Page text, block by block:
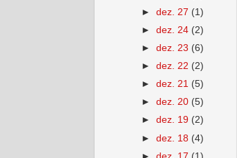
►dez. 27 (1)
►dez. 24 (2)
►dez. 23 (6)
►dez. 22 (2)
►dez. 21 (5)
►dez. 20 (5)
►dez. 19 (2)
►dez. 18 (4)